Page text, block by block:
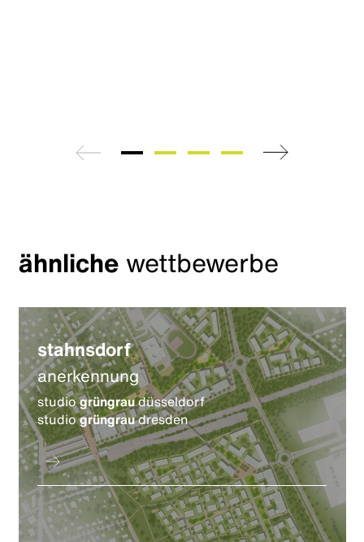
zurück weiter
ähnlichewettbewerbe
stahnsdorf
anerkennung
studiogrüngraudüsseldorf
studiogrüngraudresden